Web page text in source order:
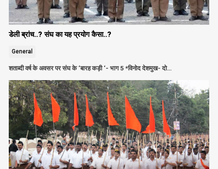
डेली ब्रांच..? संघ का यह प्रयोग कैसा..?
General
शताब्दी वर्ष के अवसर पर संघ के ‘बारह कड़ी ‘- भाग 5 *विनोद देशमुख- दो…